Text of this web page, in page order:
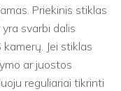
Priekinis stiklas
svarbi dalis
Jei stiklas
ar juostos
reguliariai tikrinti